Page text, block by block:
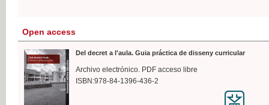
Open access
Del decret a l'aula. Guia práctica de disseny curricular
Archivo electrónico. PDF acceso libre
ISBN:978-84-1396-436-2